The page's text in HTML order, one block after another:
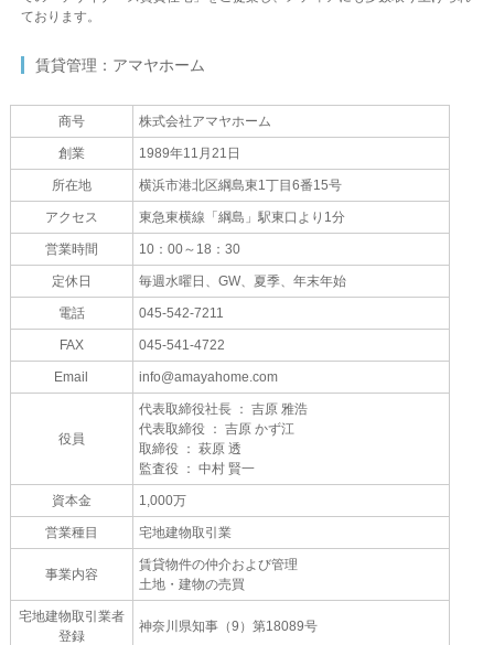
ております。
賃貸管理：アマヤホーム
商号 株式会社アマヤホーム
創業 1989年11月21日
所在地 横浜市港北区綱島東1丁目6番15号
アクセス 東急東横線「綱島」駅東口より1分
営業時間 10：00～18：30
定休日 毎週水曜日、GW、夏季、年末年始
電話 045-542-7211
FAX 045-541-4722
Email info@amayahome.com
役員
代表取締役社長 ： 吉原 雅浩
代表取締役 ： 吉原 かず江
取締役 ： 萩原 透
監査役 ： 中村 賢一
資本金 1,000万
営業種目 宅地建物取引業
事業内容
賃貸物件の仲介および管理
土地・建物の売買
宅地建物取引業者
登録
神奈川県知事（9）第18089号